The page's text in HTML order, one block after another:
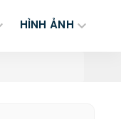
HÌNH ẢNH